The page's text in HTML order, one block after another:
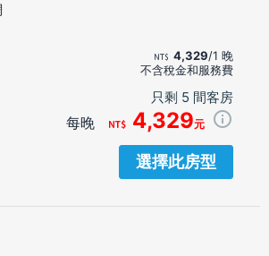
4,329/1 晚
不含稅金和服務費
只剩 5 間客房
每晚 4,329元
選擇此房型